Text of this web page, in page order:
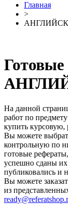
Главная
>
На данной
работ по
купить курсовую,
Вы можете
контрольную по
готовые
успешно сданы их
публиковались и
Вы можете
из